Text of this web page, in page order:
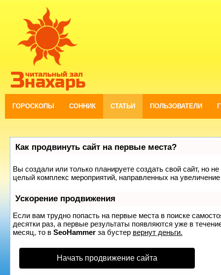
ГОРОСКОПЫ СОННИК СТАТЬИ ПОЛЬЗОВАТЕЛИ
Как продвинуть сайт на первые места?
Вы создали или только планируете создать свой сайт, но
целый комплекс мероприятий, направленных на
Ускорение продвижения
Если вам трудно попасть на первые места в поиске
десятки раз, а первые результаты появляются уже в
месяц, то в SeoHammerза бустер вернут деньги.
Начать продвижение сайта